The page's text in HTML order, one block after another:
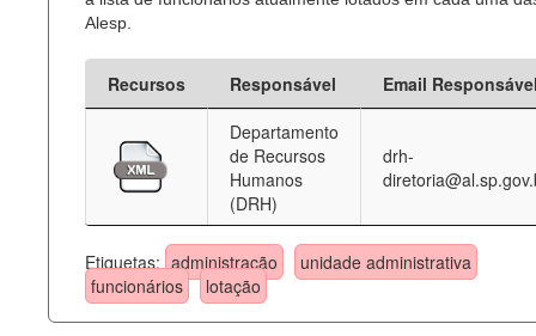
Alesp.
Recursos Responsável
Email
Departamento
de Recursos
Humanos
(DRH)
drh-
Etiquetas: administração
unidade administrativa
funcionários
lotação